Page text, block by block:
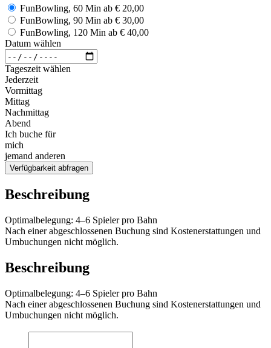
FunBowling, 60 Min ab € 20,00
FunBowling, 90 Min ab € 30,00
FunBowling, 120 Min ab € 40,00
Datum wählen
Tageszeit wählen
Jederzeit
Vormittag
Mittag
Nachmittag
Abend
Ich buche für
mich
jemand anderen
Verfügbarkeit abfragen
Beschreibung
Optimalbelegung: 4–6 Spieler pro Bahn
Nach einer abgeschlossenen Buchung sind Kostenerstattungen und
Umbuchungen nicht möglich.
Beschreibung
Optimalbelegung: 4–6 Spieler pro Bahn
Nach einer abgeschlossenen Buchung sind Kostenerstattungen und
Umbuchungen nicht möglich.